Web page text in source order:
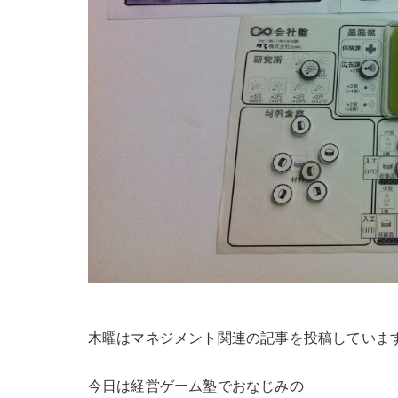
木曜はマネジメント関連の記事を投稿していま
今日は経営ゲーム塾でおなじみの